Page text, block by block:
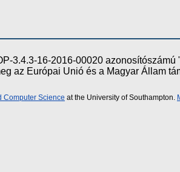
3.4.3-16-2016-00020
az Európai Unió és a Magyar Állam
Computer Science at the University of Southampton.